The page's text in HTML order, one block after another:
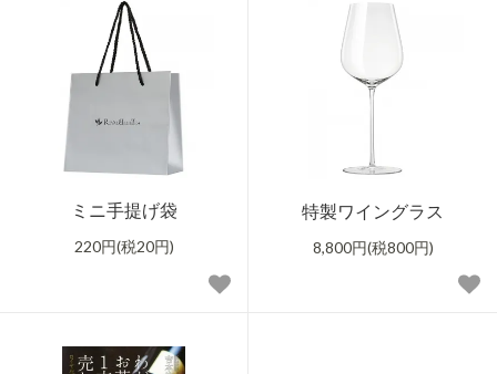
ミニ手提げ袋
220円(税20円)
特製ワイングラス
8,800円(税800円)